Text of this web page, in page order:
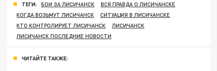
ТЕГИ: БОИ ЗА ЛИСИЧАНСК
ВСЯ ПРАВДА О ЛИСИЧАНСКЕ
КОГДА ВОЗЬМУТ ЛИСИЧАНСК
СИТУАЦИЯ В ЛИСИЧАНСКЕ
КТО КОНТРОЛИРУЕТ ЛИСИЧАНСК
ЛИСИЧАНСК
ЛИСИЧАНСК ПОСЛЕДНИЕ НОВОСТИ
ЧИТАЙТЕ ТАКЖЕ: